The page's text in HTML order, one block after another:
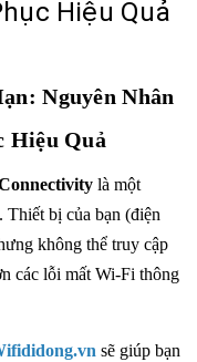
Hiệu Quả
Nguyên Nhân
Hiệu Quả
là một
bị của bạn (điện
không thể truy cập
các lỗi mất Wi-Fi thông
sẽ giúp bạn